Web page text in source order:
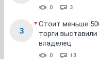
0 3
3
Стоит меньше
торги
владелец
0 13